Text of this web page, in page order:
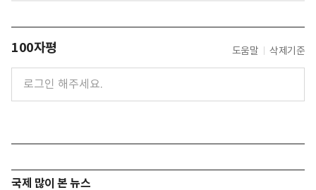
100자평 도움말 삭제기준
국제 많이 본 뉴스